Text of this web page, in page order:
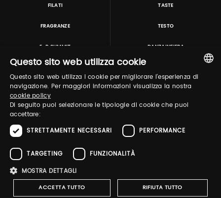
FILATI TASTE
FRAGRANZE TESTO
E-P SUMMIT DANZAINFIERA
TUTORING & CONSULTING
Pitti Immagine S.r.l. P.I./CF 03443240480 Capitale sociale 648.457 € N° iscriz. Reg.
imprese Firenze REA FI-363274 ·
Whistleblowing ·Cookies Policy
·
ITALIAN
Questo sito web utilizza cookie
Questo sito web utilizza i cookie per migliorare l'esperienza di
navigazione. Per maggiori informazioni visualizza la nostra
cookie policy
Di seguito puoi selezionare le tipologie di cookie che puoi
accettare:
STRETTAMENTE NECESSARI
PERFORMANCE
TARGETING
FUNZIONALITÀ
MOSTRA DETTAGLI
ACCETTA TUTTO RIFIUTA TUTTO